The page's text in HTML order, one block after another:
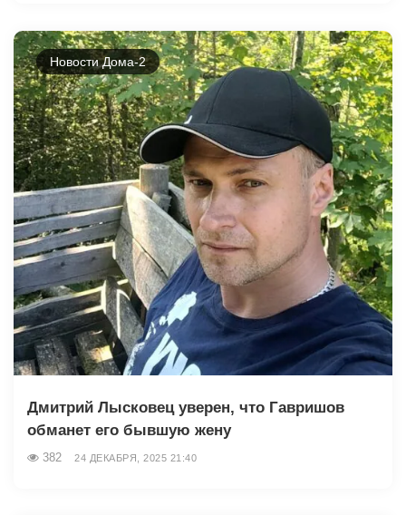
Новости Дома-2
Дмитрий Лысковец уверен, что Гавришов
обманет его бывшую жену
382 24 ДЕКАБРЯ, 2025 21:40